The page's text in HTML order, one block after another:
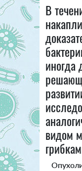
В
иногда
видом